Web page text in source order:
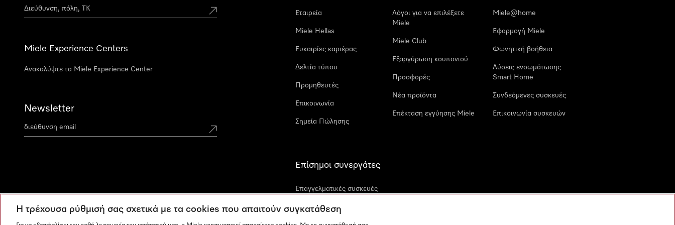
Miele Experience Centers
Ανακαλύψτε τα Miele Experience Center
Newsletter
Εταιρεία
Miele Hellas
Ευκαιρίες καριέρας
Δελτία τύπου
Προμηθευτές
Επικοινωνία
Σημεία Πώλησης
Λόγοι για να επιλέξετε
Miele
Miele Club
Εξαργύρωση κουπονιού
Προσφορές
Νέα προϊόντα
Επέκταση εγγύησης Miele
Miele@home
Εφαρμογή Miele
Φωνητική βοήθεια
Λύσεις ενσωμάτωσης
Smart Home
Συνδεόμενες συσκευές
Επικοινωνία συσκευών
Επίσημοι συνεργάτες
Επαγγελματικές συσκευές
Η τρέχουσα ρύθμισή σας σχετικά με τα cookies που απαιτούν συγκατάθεση